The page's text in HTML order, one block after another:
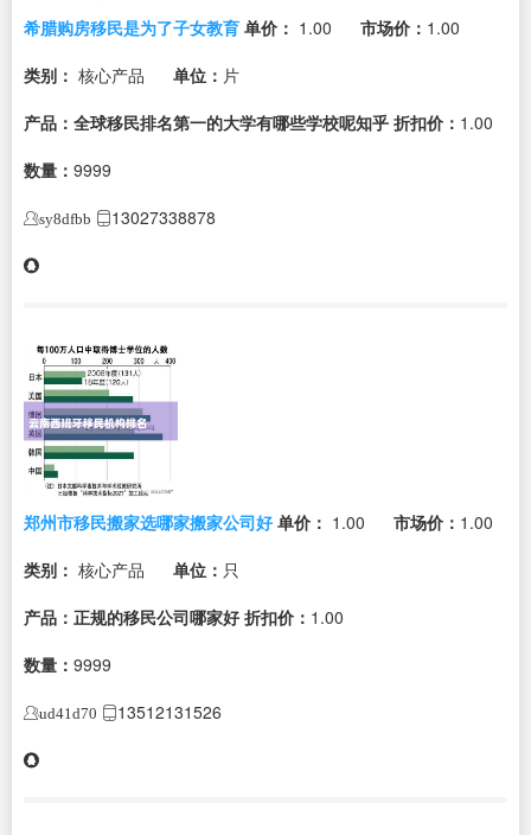
希腊购房移民是为了子女教育 单价： 1.00 市场价： 1.00
类别： 核心产品 单位： 片
产品：全球移民排名第一的大学有哪些学校呢知乎 折扣价： 1.00
数量： 9999
sy8dfbb 13027338878
郑州市移民搬家选哪家搬家公司好 单价： 1.00 市场价： 1.00
类别： 核心产品 单位： 只
产品：正规的移民公司哪家好 折扣价： 1.00
数量： 9999
ud41d70 13512131526